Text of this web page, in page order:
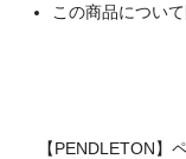
この商品につい
【PENDLETON】